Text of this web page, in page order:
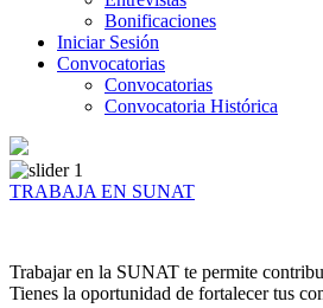
Bonificaciones
Iniciar Sesión
Convocatorias
Convocatorias
Convocatoria Histórica
TRABAJA EN SUNAT
Trabajar en la SUNAT te permite
Tienes la oportunidad de fortalecer tus